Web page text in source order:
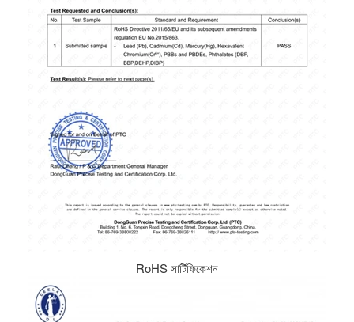
RoHS সার্টিফিকেশন